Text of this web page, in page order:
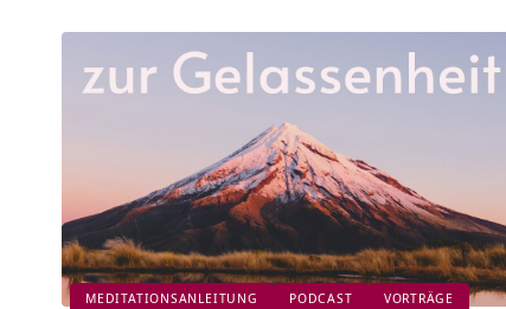
MEDITATIONSANLEITUNG PODCAST VORTRÄGE